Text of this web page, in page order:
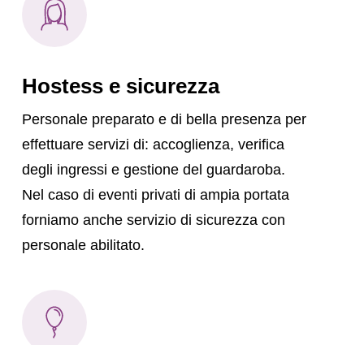
Hostess e sicurezza
Personale preparato e di bella presenza per
effettuare servizi di: accoglienza, verifica
degli ingressi e gestione del guardaroba.
Nel caso di eventi privati di ampia portata
forniamo anche servizio di sicurezza con
personale abilitato.